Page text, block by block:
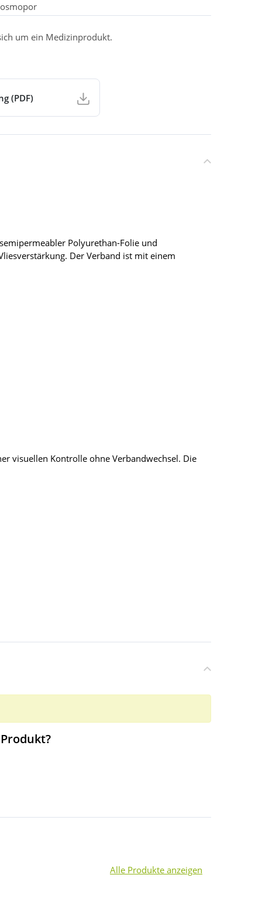
um ein Medizinprodukt.
(PDF)
Polyurethan-Folie und
Der Verband ist mit einem
visuellen Kontrolle ohne Verbandwechsel. Die
Alle Produkte anzeigen